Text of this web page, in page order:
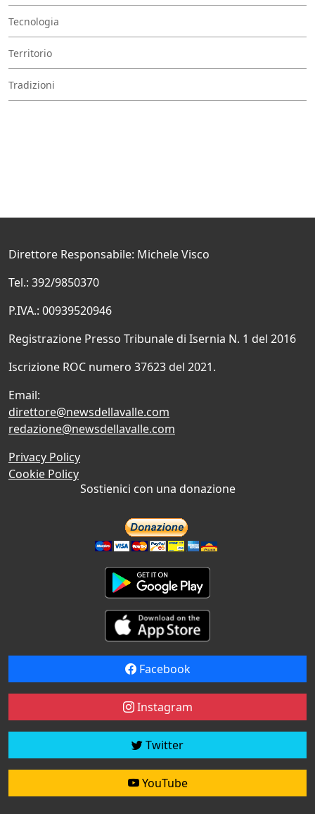
Tecnologia
Territorio
Tradizioni
Direttore Responsabile: Michele Visco
Tel.: 392/9850370
P.IVA.: 00939520946
Registrazione Presso Tribunale di Isernia N. 1 del 2016
Iscrizione ROC numero 37623 del 2021.
Email:
direttore@newsdellavalle.com
redazione@newsdellavalle.com
Privacy Policy
Cookie Policy
Sostienici con una donazione
Facebook
Instagram
Twitter
YouTube